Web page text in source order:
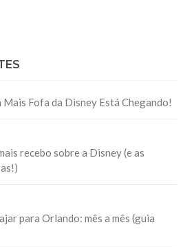
Mais Fofa da Disney Está Chegando!
recebo sobre a Disney (e as
para Orlando: mês a mês (guia